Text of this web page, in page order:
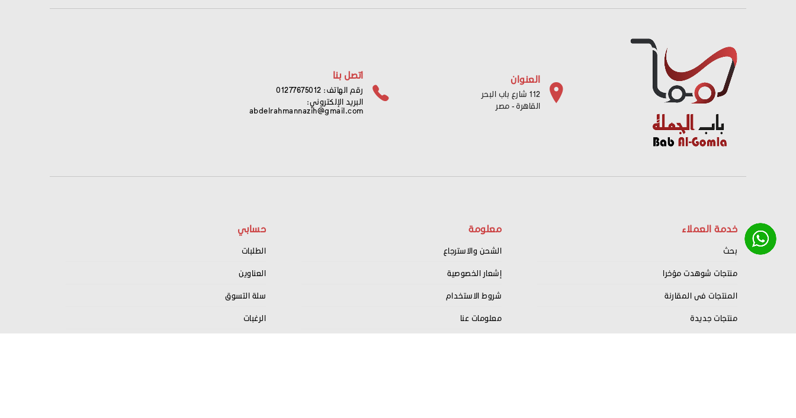
العنوان
112 شارع باب البحر
القاهرة - مصر
اتصل بنا
رقم الهاتف: 01277675012
البريد الإلكتروني:
abdelrahmannazih@gmail.com
خدمة العملاء
بحث
منتجات شوهدت مؤخرا
المنتجات فى المقارنة
منتجات جديدة
معلومة
الشحن والاسترجاع
إشعار الخصوصية
شروط الاستخدام
معلومات عنا
حسابي
الطلبات
العناوين
سلة التسوق
الرغبات